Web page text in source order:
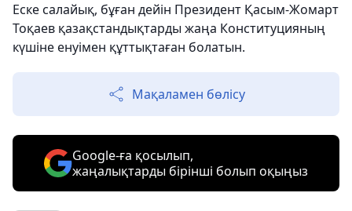
Еске салайық, бұған дейін Президент Қасым-Жомарт
Тоқаев қазақстандықтарды жаңа Конституцияның
күшіне енуімен құттықтаған болатын.
Мақаламен бөлісу
Google-ға қосылып,
жаңалықтарды бірінші болып оқыңыз